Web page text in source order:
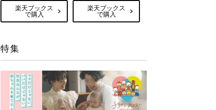
楽天ブックス
で購入
楽天ブックス
で購入
特集